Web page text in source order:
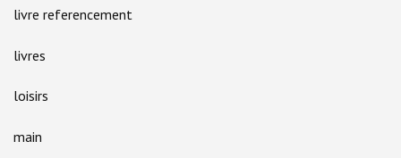
livre referencement
livres
loisirs
main